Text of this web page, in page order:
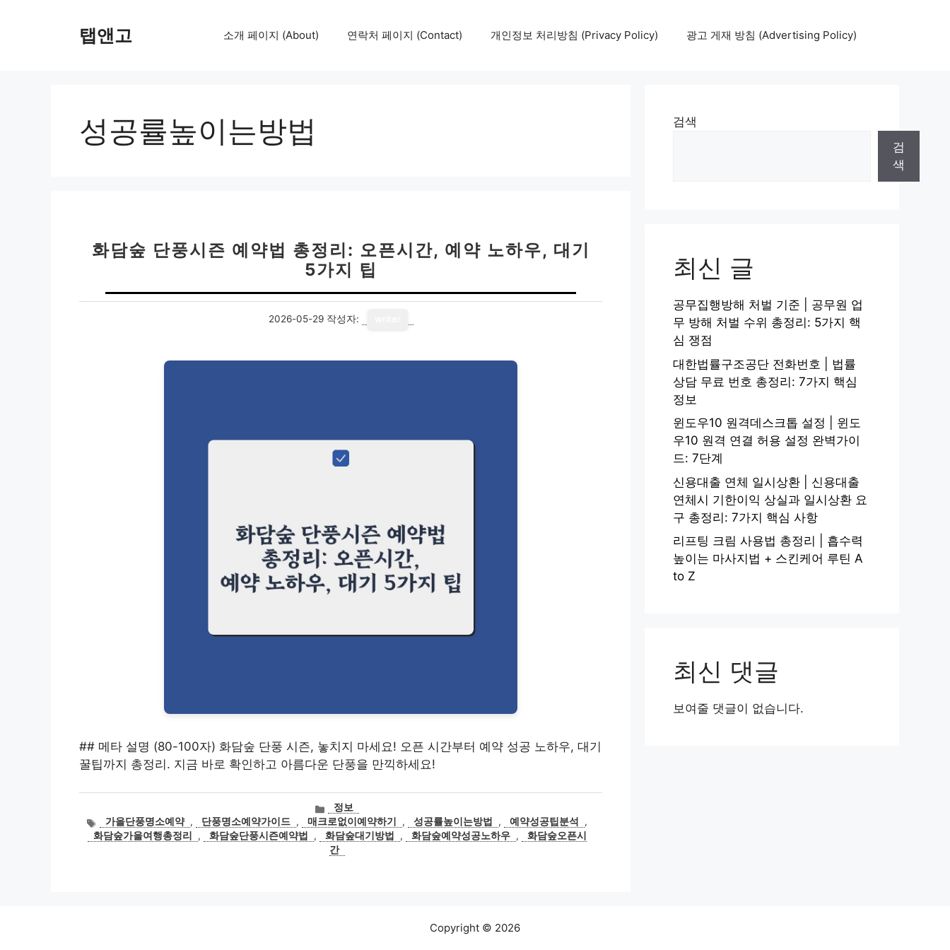
탭앤고 소개 페이지 (About) 연락처 페이지 (Contact) 개인정보 처리방침 (Privacy Policy) 광고 게재 방침 (Advertising Policy)
성공률높이는방법
화담숲 단풍시즌 예약법 총정리: 오픈시간, 예약 노하우, 대기
5가지 팁
2026-05-29 작성자:
## 메타 설명 (80-100자) 화담숲 단풍 시즌, 놓치지 마세요! 오픈 시간부터 예약 성공 노하우, 대기
꿀팁까지 총정리. 지금 바로 확인하고 아름다운 단풍을 만끽하세요!
카
테
고
리
정보
태
그
가을단풍명소예약 , 단풍명소예약가이드 , 매크로없이예약하기 , 성공률높이는방법 , 예약성공팁분석
,
화담숲가을여행총정리
, 화담숲단풍시즌예약법 , 화담숲대기방법 , 화담숲예약성공노하우 ,
화담숲오픈시
간
검색
검
색
최신 글
공무집행방해 처벌 기준 | 공무원 업
무 방해 처벌 수위 총정리: 5가지 핵
심 쟁점
대한법률구조공단 전화번호 | 법률
상담 무료 번호 총정리: 7가지 핵심
정보
윈도우10 원격데스크톱 설정 | 윈도
우10 원격 연결 허용 설정 완벽가이
드: 7단계
신용대출 연체 일시상환 | 신용대출
연체시 기한이익 상실과 일시상환 요
구 총정리: 7가지 핵심 사항
리프팅 크림 사용법 총정리 | 흡수력
높이는 마사지법 + 스킨케어 루틴 A
to Z
최신 댓글
보여줄 댓글이 없습니다.
Copyright © 2026